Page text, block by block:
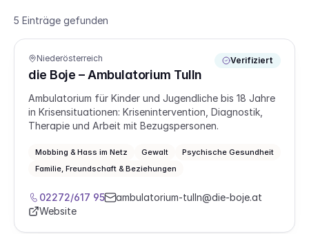
5 Einträge gefunden
Niederösterreich
die Boje – Ambulatorium Tulln
Verifiziert
Ambulatorium für Kinder und Jugendliche bis 18 Jahre
in Krisensituationen: Krisenintervention, Diagnostik,
Therapie und Arbeit mit Bezugspersonen.
Mobbing & Hass im Netz Gewalt
Psychische Gesundheit
Familie, Freundschaft & Beziehungen
02272/617 95
ambulatorium-tulln@die-boje.at
Website